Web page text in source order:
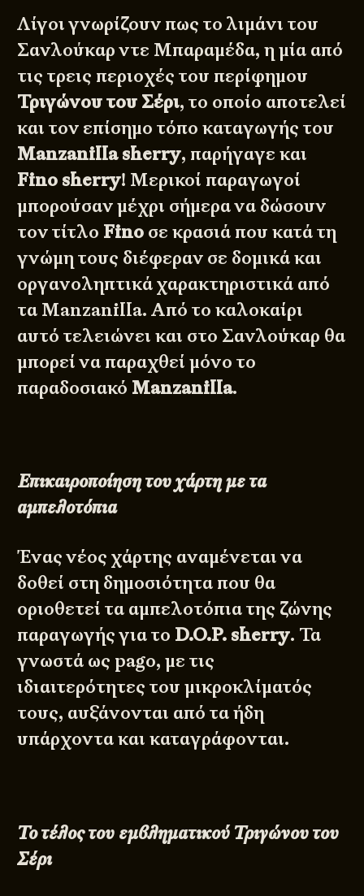
Λίγοι γνωρίζουν πως το λιμάνι του
Σανλούκαρ ντε Μπαραμέδα, η μία από
τις τρεις περιοχές του περίφημου
Τριγώνου του Σέρι, το οποίο αποτελεί
και τον επίσημο τόπο καταγωγής του
Manzanilla sherry, παρήγαγε και
Fino sherry! Μερικοί παραγωγοί
μπορούσαν μέχρι σήμερα να δώσουν
τον τίτλο Fino σε κρασιά που κατά τη
γνώμη τους διέφεραν σε δομικά και
οργανοληπτικά χαρακτηριστικά από
τα Manzanilla. Από το καλοκαίρι
αυτό τελειώνει και στο Σανλούκαρ θα
μπορεί να παραχθεί μόνο το
παραδοσιακό Manzanilla.
Επικαιροποίηση του χάρτη με τα
αμπελοτόπια
Ένας νέος χάρτης αναμένεται να
δοθεί στη δημοσιότητα που θα
οριοθετεί τα αμπελοτόπια της ζώνης
παραγωγής για το D.O.P. sherry. Τα
γνωστά ως pago, με τις
ιδιαιτερότητες του μικροκλίματός
τους, αυξάνονται από τα ήδη
υπάρχοντα και καταγράφονται.
Το τέλος του εμβληματικού Τριγώνου του
Σέρι